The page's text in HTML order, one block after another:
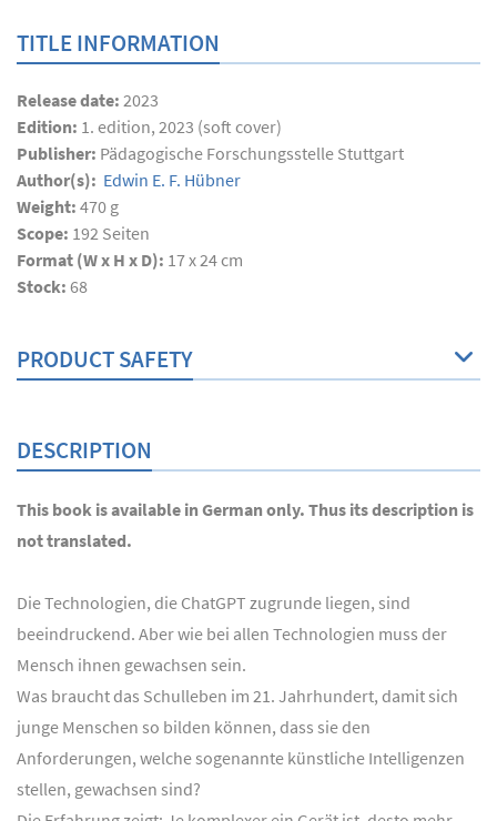
TITLE INFORMATION
Release date: 2023
Edition: 1. edition, 2023 (soft cover)
Publisher: Pädagogische Forschungsstelle Stuttgart
Author(s): Edwin E. F. Hübner
Weight: 470 g
Scope: 192 Seiten
Format (W x H x D): 17 x 24 cm
Stock: 68
PRODUCT SAFETY
DESCRIPTION
This book is available in German only. Thus its description is
not translated.
Die Technologien, die ChatGPT zugrunde liegen, sind
beeindruckend. Aber wie bei allen Technologien muss der
Mensch ihnen gewachsen sein.
Was braucht das Schulleben im 21. Jahrhundert, damit sich
junge Menschen so bilden können, dass sie den
Anforderungen, welche sogenannte künstliche Intelligenzen
stellen, gewachsen sind?